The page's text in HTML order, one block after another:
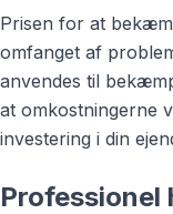
Prisen for at
omfanget af
anvendes til
at omkostningerne
investering i din